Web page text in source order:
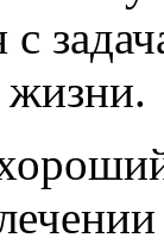
с
жизни.